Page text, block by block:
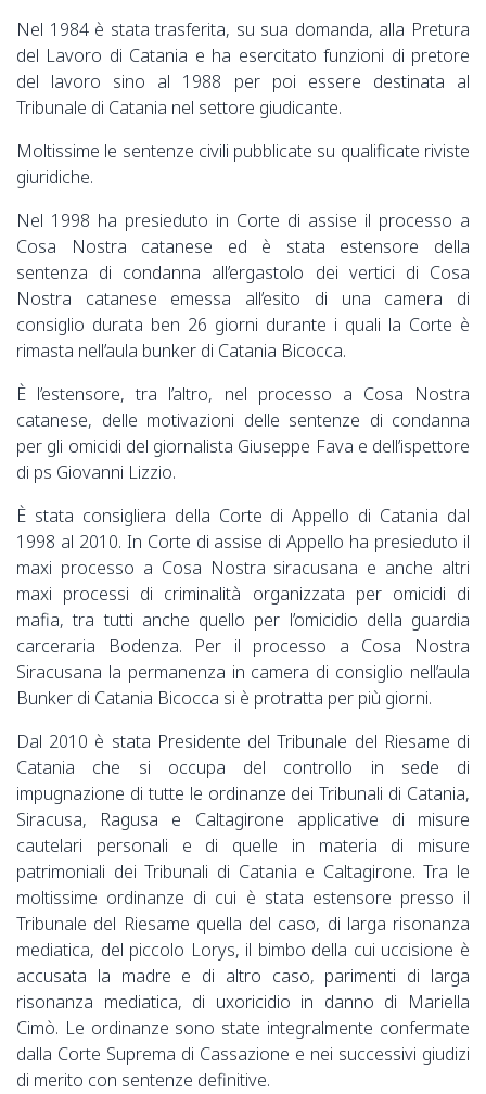
Nel 1984 è stata trasferita, su sua domanda, alla Pretura
del Lavoro di Catania e ha esercitato funzioni di pretore
del lavoro sino al 1988 per poi essere destinata al
Tribunale di Catania nel settore giudicante.
Moltissime le sentenze civili pubblicate su qualificate riviste
giuridiche.
Nel 1998 ha presieduto in Corte di assise il processo a
Cosa Nostra catanese ed è stata estensore della
sentenza di condanna all’ergastolo dei vertici di Cosa
Nostra catanese emessa all’esito di una camera di
consiglio durata ben 26 giorni durante i quali la Corte è
rimasta nell’aula bunker di Catania Bicocca.
È l’estensore, tra l’altro, nel processo a Cosa Nostra
catanese, delle motivazioni delle sentenze di condanna
per gli omicidi del giornalista Giuseppe Fava e dell’ispettore
di ps Giovanni Lizzio.
È stata consigliera della Corte di Appello di Catania dal
1998 al 2010. In Corte di assise di Appello ha presieduto il
maxi processo a Cosa Nostra siracusana e anche altri
maxi processi di criminalità organizzata per omicidi di
mafia, tra tutti anche quello per l’omicidio della guardia
carceraria Bodenza. Per il processo a Cosa Nostra
Siracusana la permanenza in camera di consiglio nell’aula
Bunker di Catania Bicocca si è protratta per più giorni.
Dal 2010 è stata Presidente del Tribunale del Riesame di
Catania che si occupa del controllo in sede di
impugnazione di tutte le ordinanze dei Tribunali di Catania,
Siracusa, Ragusa e Caltagirone applicative di misure
cautelari personali e di quelle in materia di misure
patrimoniali dei Tribunali di Catania e Caltagirone. Tra le
moltissime ordinanze di cui è stata estensore presso il
Tribunale del Riesame quella del caso, di larga risonanza
mediatica, del piccolo Lorys, il bimbo della cui uccisione è
accusata la madre e di altro caso, parimenti di larga
risonanza mediatica, di uxoricidio in danno di Mariella
Cimò. Le ordinanze sono state integralmente confermate
dalla Corte Suprema di Cassazione e nei successivi giudizi
di merito con sentenze definitive.